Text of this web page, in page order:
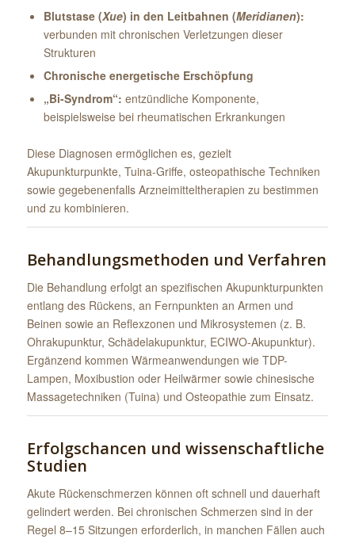
Blutstase (Xue) in den Leitbahnen (Meridianen):
verbunden mit chronischen Verletzungen dieser
Strukturen
Chronische energetische Erschöpfung
„Bi-Syndrom“: entzündliche Komponente,
beispielsweise bei rheumatischen Erkrankungen
Diese Diagnosen ermöglichen es, gezielt
Akupunkturpunkte, Tuina-Griffe, osteopathische Techniken
sowie gegebenenfalls Arzneimitteltherapien zu bestimmen
und zu kombinieren.
Behandlungsmethoden und Verfahren
Die Behandlung erfolgt an spezifischen Akupunkturpunkten
entlang des Rückens, an Fernpunkten an Armen und
Beinen sowie an Reflexzonen und Mikrosystemen (z. B.
Ohrakupunktur, Schädelakupunktur, ECIWO-Akupunktur).
Ergänzend kommen Wärmeanwendungen wie TDP-
Lampen, Moxibustion oder Heilwärmer sowie chinesische
Massagetechniken (Tuina) und Osteopathie zum Einsatz.
Erfolgschancen und wissenschaftliche
Studien
Akute Rückenschmerzen können oft schnell und dauerhaft
gelindert werden. Bei chronischen Schmerzen sind in der
Regel 8–15 Sitzungen erforderlich, in manchen Fällen auch